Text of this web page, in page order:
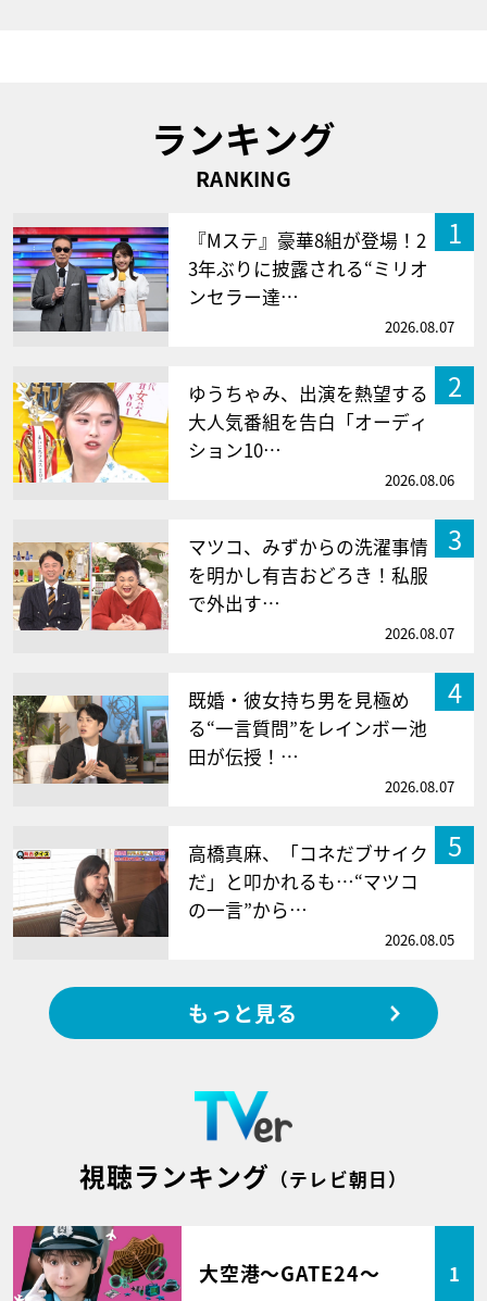
ランキング
RANKING
1
『Mステ』豪華8組が登場！2
3年ぶりに披露される“ミリオ
ンセラー達…
2026.08.07
2
ゆうちゃみ、出演を熱望する
大人気番組を告白「オーディ
ション10…
2026.08.06
3
マツコ、みずからの洗濯事情
を明かし有吉おどろき！私服
で外出す…
2026.08.07
4
既婚・彼女持ち男を見極め
る“一言質問”をレインボー池
田が伝授！…
2026.08.07
5
高橋真麻、「コネだブサイク
だ」と叩かれるも…“マツコ
の一言”から…
2026.08.05
もっと見る
視聴ランキング （テレビ朝日）
大空港～GATE24～ 1